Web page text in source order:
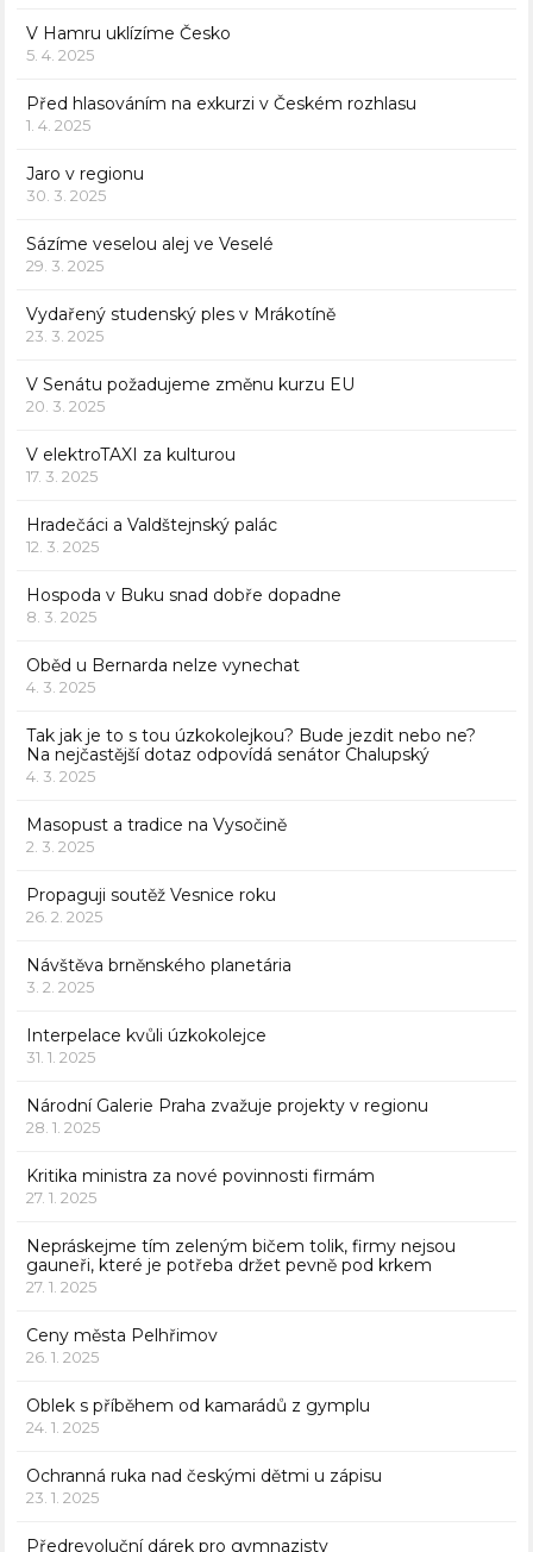
V Hamru uklízíme Česko
5. 4. 2025
Před hlasováním na exkurzi v Českém rozhlasu
1. 4. 2025
Jaro v regionu
30. 3. 2025
Sázíme veselou alej ve Veselé
29. 3. 2025
Vydařený studenský ples v Mrákotíně
23. 3. 2025
V Senátu požadujeme změnu kurzu EU
20. 3. 2025
V elektroTAXI za kulturou
17. 3. 2025
Hradečáci a Valdštejnský palác
12. 3. 2025
Hospoda v Buku snad dobře dopadne
8. 3. 2025
Oběd u Bernarda nelze vynechat
4. 3. 2025
Tak jak je to s tou úzkokolejkou? Bude jezdit nebo ne?
Na nejčastější dotaz odpovídá senátor Chalupský
4. 3. 2025
Masopust a tradice na Vysočině
2. 3. 2025
Propaguji soutěž Vesnice roku
26. 2. 2025
Návštěva brněnského planetária
3. 2. 2025
Interpelace kvůli úzkokolejce
31. 1. 2025
Národní Galerie Praha zvažuje projekty v regionu
28. 1. 2025
Kritika ministra za nové povinnosti firmám
27. 1. 2025
Nepráskejme tím zeleným bičem tolik, firmy nejsou
gauneři, které je potřeba držet pevně pod krkem
27. 1. 2025
Ceny města Pelhřimov
26. 1. 2025
Oblek s příběhem od kamarádů z gymplu
24. 1. 2025
Ochranná ruka nad českými dětmi u zápisu
23. 1. 2025
Předrevoluční dárek pro gymnazisty